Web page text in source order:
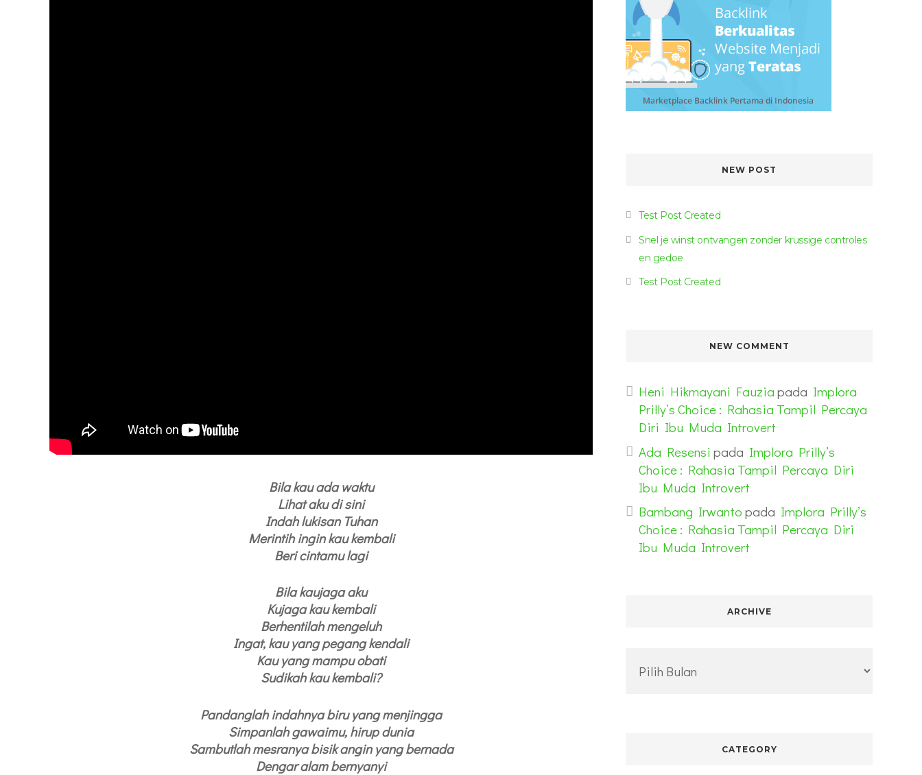
Bila kau ada waktu
Lihat aku di sini
Indah lukisan Tuhan
Merintih ingin kau kembali
Beri cintamu lagi
Bila kaujaga aku
Kujaga kau kembali
Berhentilah mengeluh
Ingat, kau yang pegang kendali
Kau yang mampu obati
Sudikah kau kembali?
Pandanglah indahnya biru yang menjingga
Simpanlah gawaimu, hirup dunia
Sambutlah mesranya bisik angin yang bernada
Dengar alam bernyanyi
NEW POST
Test Post Created
Snel je winst ontvangen zonder krussige controles
en gedoe
Test Post Created
NEW COMMENT
Heni Hikmayani Fauzia pada Implora
Prilly’s Choice : Rahasia Tampil Percaya
Diri Ibu Muda Introvert
Ada Resensi pada Implora Prilly’s
Choice : Rahasia Tampil Percaya Diri
Ibu Muda Introvert
Bambang Irwanto pada Implora Prilly’s
Choice : Rahasia Tampil Percaya Diri
Ibu Muda Introvert
ARCHIVE
CATEGORY